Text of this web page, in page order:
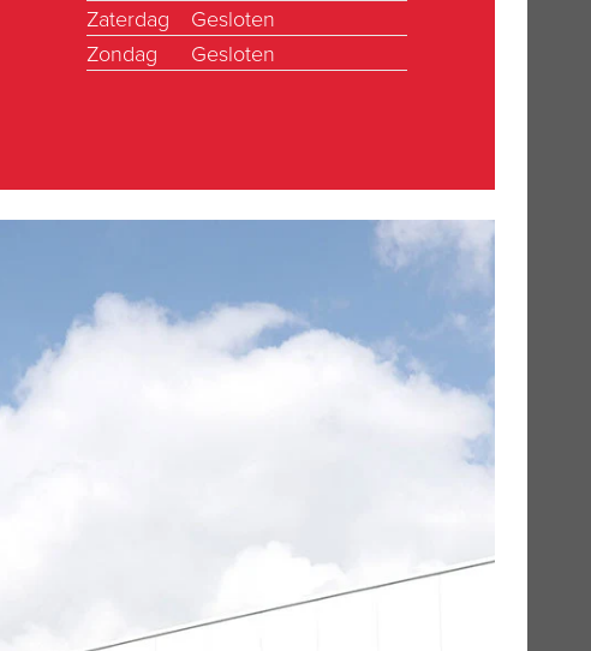
Zaterdag
Gesloten
Zondag
Gesloten